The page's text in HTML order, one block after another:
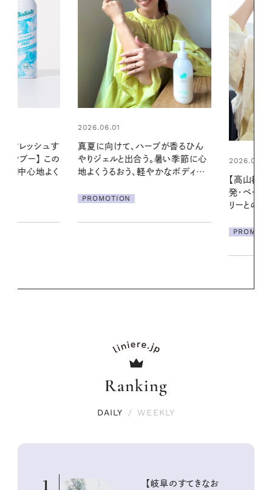
レッシュす
ンプー】 この
中心地よく
2026.06.01
真夏に向けて、ハーブが香るひん
やりジェルと出合う。暑い季節に心
地よくうるおう、軽やかなボディケ
PROMOTION
2026.07.21
【高山都さ
発・ベーリング
リーとの重
Ranking
DAILY / WEEKLY
1
【岐阜のすてきなお